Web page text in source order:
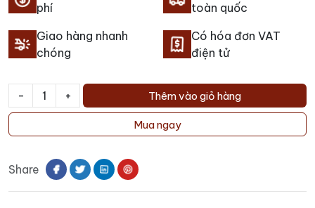
phí
toàn quốc
Giao hàng nhanh
chóng
Có hóa đơn VAT
điện tử
-
Rượu
Talo
số
+ Thêm vào giỏ hàng
Mua ngay
Share